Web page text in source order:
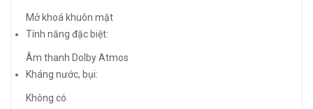
Mở khoá khuôn mặt
Tính năng đặc biệt:
Âm thanh Dolby Atmos
Kháng nước, bụi:
Không có